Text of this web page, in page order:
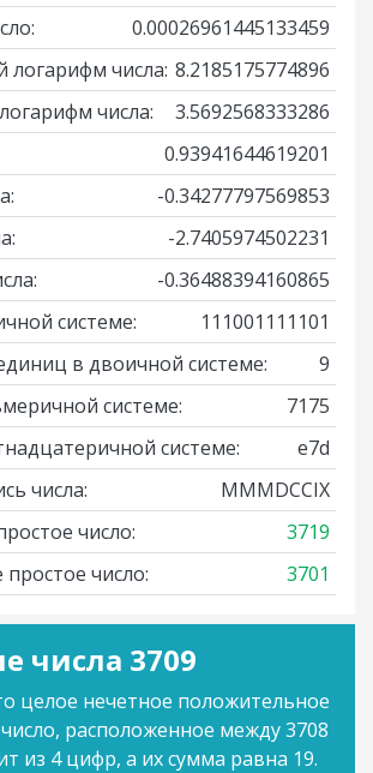
0.00026961445133459
логарифм числа: 8.2185175774896
числа:
3.5692568333286
0.93941644619201
-0.34277797569853
-2.7405974502231
-0.36488394160865
системе:
111001111101
в двоичной системе:
9
системе:
7175
системе:
e7d
числа:
MMMDCCIX
число:
3719
число:
3701
числа 3709
целое нечетное положительное
расположенное между 3708
из 4 цифр, а их сумма равна 19.